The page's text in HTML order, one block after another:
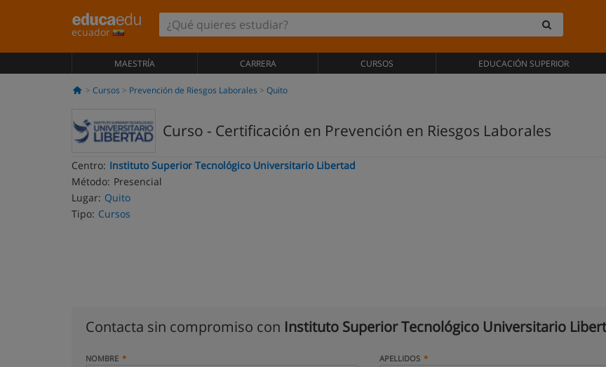
ecuador
MAESTRÍA CARRERA CURSOS EDUCACIÓN SUPERIOR
Cursos Prevención de Riesgos Laborales Quito
Curso - Certificación en Prevención en Riesgos Laborales
Centro: Instituto Superior Tecnológico Universitario Libertad
Método: Presencial
Lugar: Quito
Tipo: Cursos
Contacta sin compromiso con Instituto Superior Tecnológico Universitario
NOMBRE APELLIDOS